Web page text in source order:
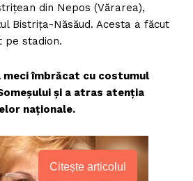
din Nepos (Vărarea),
Bistrița-Năsăud. Acesta a făcut
pe stadion.
îmbrăcat cu costumul
și a atras atenția
naționale.
Citește articolul